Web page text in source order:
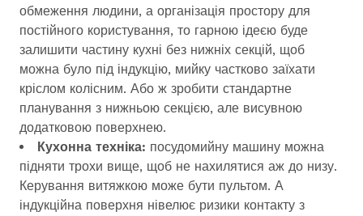
обмеження людини, а організація простору для
постійного користування, то гарною ідеєю буде
залишити частину кухні без нижніх секцій, щоб
можна було під індукцію, мийку частково заїхати
кріслом колісним. Або ж зробити стандартне
планування з нижньою секцією, але висувною
додатковою поверхнею.
Кухонна техніка: посудомийну машину можна
підняти трохи вище, щоб не нахилятися аж до низу.
Керування витяжкою може бути пультом. А
індукційна поверхня нівелює ризики контакту з